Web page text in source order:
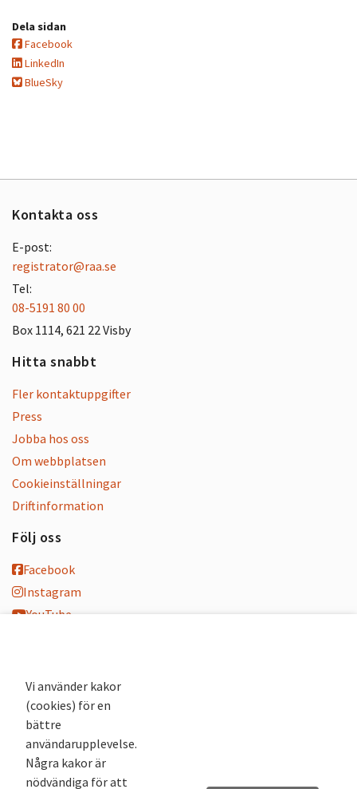
Dela sidan
Facebook
LinkedIn
BlueSky
Kontakta oss
E-post:
registrator@raa.se
Tel:
08-5191 80 00
Box 1114, 621 22 Visby
Hitta snabbt
Fler kontaktuppgifter
Press
Jobba hos oss
Om webbplatsen
Cookieinställningar
Driftinformation
Följ oss
Facebook
Instagram
YouTube
Nyhetsbrev
Andra webbplatser
Arkivsök
Fornsök
Vi använder kakor
(cookies) för en
bättre
användarupplevelse.
Några kakor är
nödvändiga för att